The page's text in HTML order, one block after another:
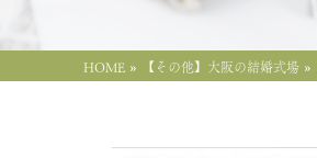
HOME » 【その他】大阪の結婚式場 »